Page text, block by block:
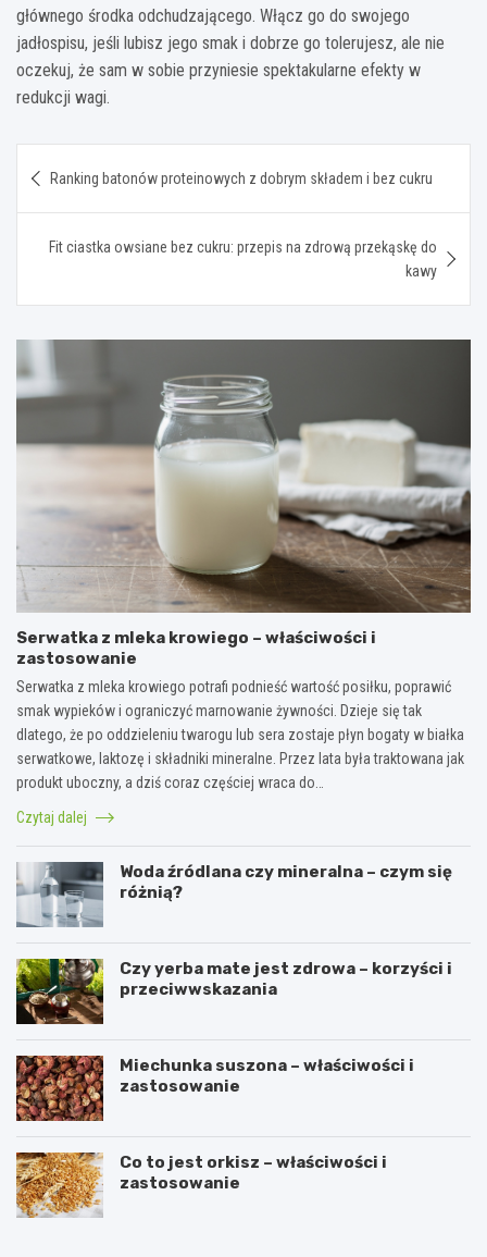
głównego środka odchudzającego. Włącz go do swojego
jadłospisu, jeśli lubisz jego smak i dobrze go tolerujesz, ale nie
oczekuj, że sam w sobie przyniesie spektakularne efekty w
redukcji wagi.
wpisu
Ranking batonów proteinowych z dobrym składem i bez cukru
Fit ciastka owsiane bez cukru: przepis na zdrową przekąskę do
kawy
Serwatka z mleka krowiego – właściwości i
zastosowanie
Serwatka z mleka krowiego potrafi podnieść wartość posiłku, poprawić
smak wypieków i ograniczyć marnowanie żywności. Dzieje się tak
dlatego, że po oddzieleniu twarogu lub sera zostaje płyn bogaty w białka
serwatkowe, laktozę i składniki mineralne. Przez lata była traktowana jak
produkt uboczny, a dziś coraz częściej wraca do…
Czytaj dalej
Woda źródlana czy mineralna – czym się
różnią?
Czy yerba mate jest zdrowa – korzyści i
przeciwwskazania
Miechunka suszona – właściwości i
zastosowanie
Co to jest orkisz – właściwości i
zastosowanie
P
C